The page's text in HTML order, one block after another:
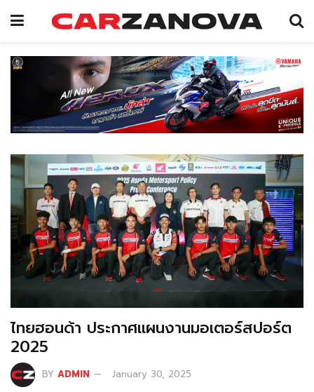
ไทยฮอนด้า ประกาศแผนงานมอเตอร์สปอร์ต
2025
BY ADMIN January 30, 2025